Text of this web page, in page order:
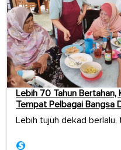
Lebih 70 Tahun Bertahan,
Tempat Pelbagai Bangsa
Lebih tujuh dekad berlalu,